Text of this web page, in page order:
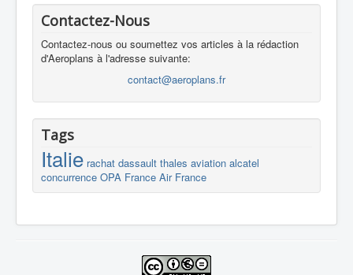
Contactez-Nous
Contactez-nous ou soumettez vos articles à la rédaction
d'Aeroplans à l'adresse suivante:
contact@aeroplans.fr
Tags
Italie rachat dassault thales aviation alcatel
concurrence OPA France Air France